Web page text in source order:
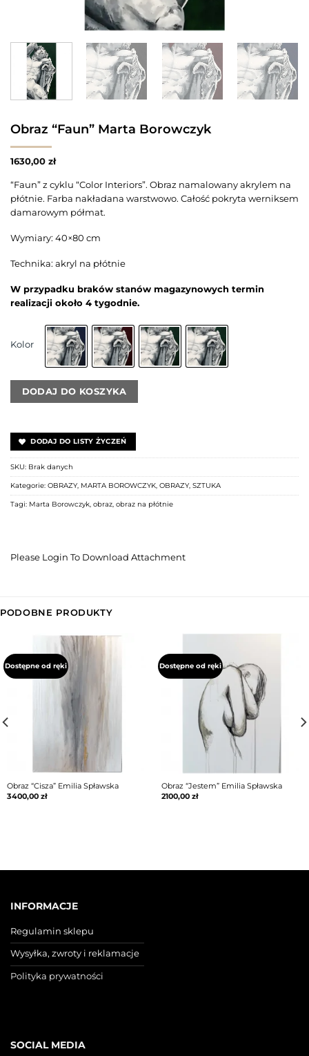
Obraz “Faun” Marta Borowczyk
1630,00 zł
“Faun” z cyklu “Color Interiors”. Obraz namalowany akrylem na
płótnie. Farba nakładana warstwowo. Całość pokryta werniksem
damarowym półmat.
Wymiary: 40×80 cm
Technika: akryl na płótnie
W przypadku braków stanów magazynowych termin
realizacji około 4 tygodnie.
Kolor
DODAJ DO KOSZYKA
DODAJ DO LISTY ŻYCZEŃ
SKU: Brak danych
Kategorie: OBRAZY, MARTA BOROWCZYK, OBRAZY, SZTUKA
Tagi: Marta Borowczyk, obraz, obraz na płótnie
Please Login To Download Attachment
PODOBNE PRODUKTY
Dostępne od ręki
Obraz “Cisza” Emilia Spławska
3400,00 zł
Dostępne od ręki
Obraz “Jestem” Emilia Spławska
2100,00 zł
INFORMACJE
Regulamin sklepu
Wysyłka, zwroty i reklamacje
Polityka prywatności
SOCIAL MEDIA